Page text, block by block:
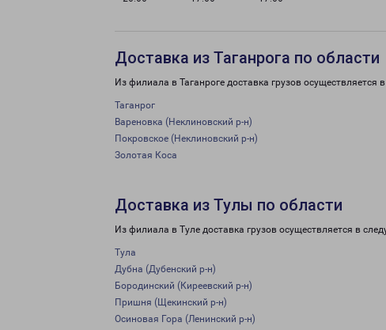
Доставка из Таганрога по области
Из филиала в Таганроге доставка грузов осуществляется
Таганрог
Вареновка (Неклиновский р-н)
Покровское (Неклиновский р-н)
Золотая Коса
Доставка из Тулы по области
Из филиала в Туле доставка грузов осуществляется в
Тула
Дубна (Дубенский р-н)
Бородинский (Киреевский р-н)
Пришня (Щекинский р-н)
Осиновая Гора (Ленинский р-н)